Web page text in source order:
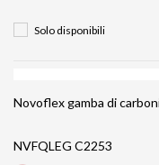
Solo disponibili
Novoflex gamba di
NVFQLEG C2253